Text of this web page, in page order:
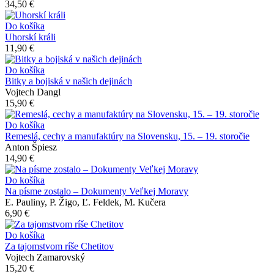
34,50 €
Do košíka
Uhorskí králi
11,90 €
Do košíka
Bitky a bojiská v našich dejinách
Vojtech Dangl
15,90 €
Do košíka
Remeslá, cechy a manufaktúry na Slovensku, 15. – 19. storočie
Anton Špiesz
14,90 €
Do košíka
Na písme zostalo – Dokumenty Veľkej Moravy
E. Pauliny, P. Žigo, Ľ. Feldek, M. Kučera
6,90 €
Do košíka
Za tajomstvom ríše Chetitov
Vojtech Zamarovský
15,20 €